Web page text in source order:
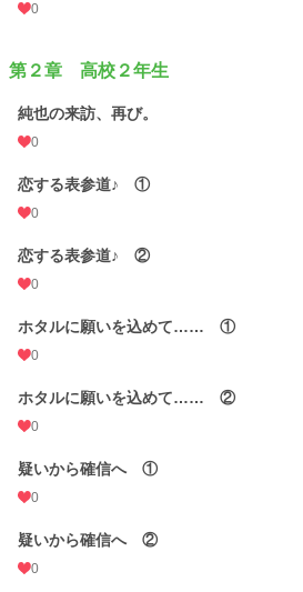
0
第２章 高校２年生
純也の来訪、再び。
0
恋する表参道♪ ①
0
恋する表参道♪ ②
0
ホタルに願いを込めて…… ①
0
ホタルに願いを込めて…… ②
0
疑いから確信へ ①
0
疑いから確信へ ②
0